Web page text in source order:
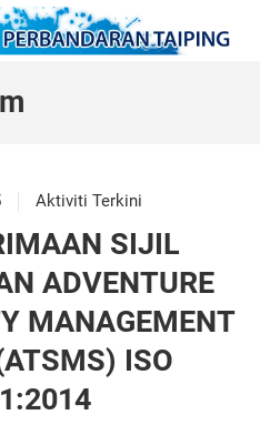
Aktiviti Terkini
SIJIL
ADVENTURE
MANAGEMENT
ISO